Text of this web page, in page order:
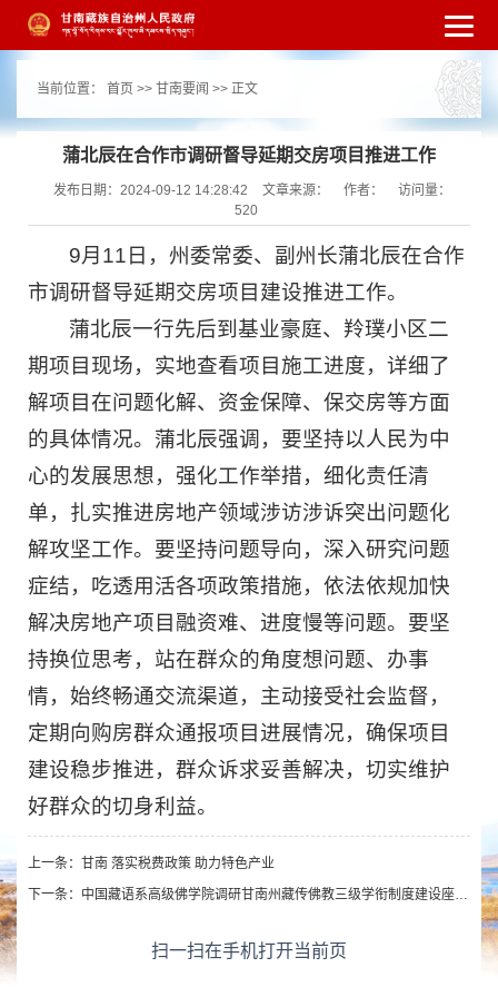
网站无障
碍 打开适老化模式 登录
当前位置： 首页 >> 甘南要闻 >> 正文
蒲北辰在合作市调研督导延期交房项目推进工作
发布日期：2024-09-12 14:28:42 文章来源： 作者：
访问量：
520
9月11日，州委常委、副州长蒲北辰在合作
市调研督导延期交房项目建设推进工作。
蒲北辰一行先后到基业豪庭、羚璞小区二
期项目现场，实地查看项目施工进度，详细了
解项目在问题化解、资金保障、保交房等方面
的具体情况。蒲北辰强调，要坚持以人民为中
心的发展思想，强化工作举措，细化责任清
单，扎实推进房地产领域涉访涉诉突出问题化
解攻坚工作。要坚持问题导向，深入研究问题
症结，吃透用活各项政策措施，依法依规加快
解决房地产项目融资难、进度慢等问题。要坚
持换位思考，站在群众的角度想问题、办事
情，始终畅通交流渠道，主动接受社会监督，
定期向购房群众通报项目进展情况，确保项目
建设稳步推进，群众诉求妥善解决，切实维护
好群众的切身利益。
上一条： 甘南 落实税费政策 助力特色产业
下一条： 中国藏语系高级佛学院调研甘南州藏传佛教三级学衔制度建设座谈会召开
扫一扫在手机打开当前页